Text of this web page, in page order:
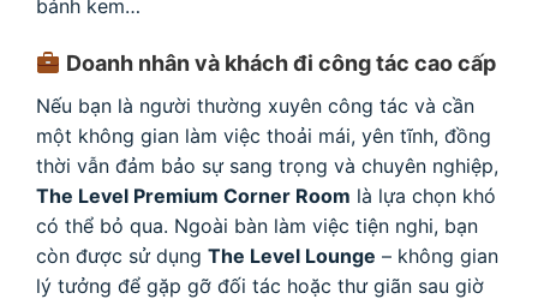
bánh kem…
Doanh nhân và khách đi công tác cao cấp
Nếu bạn là người thường xuyên công tác và cần
một không gian làm việc thoải mái, yên tĩnh, đồng
thời vẫn đảm bảo sự sang trọng và chuyên nghiệp,
The Level Premium Corner Room là lựa chọn khó
có thể bỏ qua. Ngoài bàn làm việc tiện nghi, bạn
còn được sử dụng The Level Lounge – không gian
lý tưởng để gặp gỡ đối tác hoặc thư giãn sau giờ